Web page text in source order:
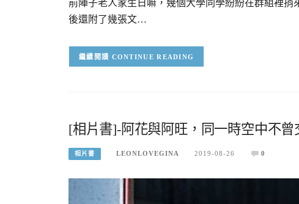
前陣子老人家生日嘛，幾個大學同學紛紛在群組裡
後還附了幾張文…
CONTINUE READING
[相片書]-阿花與阿旺，同一時空中不
相片書 LEONLOVEGINA 2019-08-26 0